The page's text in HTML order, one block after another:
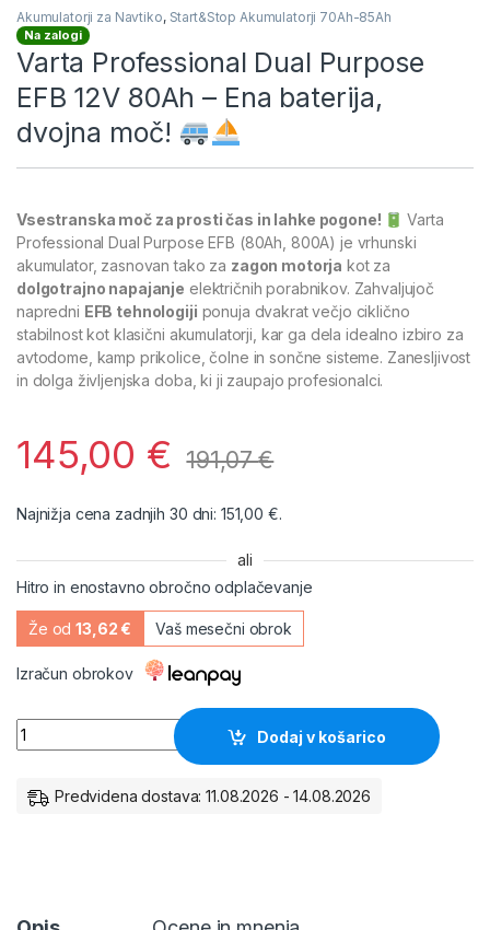
Akumulatorji za Navtiko, Start&Stop Akumulatorji 70Ah-85Ah
Na zalogi
Varta Professional Dual Purpose
EFB 12V 80Ah – Ena baterija,
dvojna moč!
Vsestranska moč za prosti čas in lahke pogone!
Varta
Professional Dual Purpose EFB (80Ah, 800A) je vrhunski
akumulator, zasnovan tako za zagon motorja kot za
dolgotrajno napajanje električnih porabnikov. Zahvaljujoč
napredni EFB tehnologiji ponuja dvakrat večjo ciklično
stabilnost kot klasični akumulatorji, kar ga dela idealno izbiro za
avtodome, kamp prikolice, čolne in sončne sisteme. Zanesljivost
in dolga življenjska doba, ki ji zaupajo profesionalci.
145,00 € 191,07€
Najnižja cena zadnjih 30 dni: 151,00 €.
ali
Hitro in enostavno obročno odplačevanje
Že od13,62 € Vaš mesečni obrok
Izračun obrokov
Varta Professional Dual Purpose EFB 12V 80Ah – Ena
Dodaj v košarico
Predvidena dostava: 11.08.2026 - 14.08.2026